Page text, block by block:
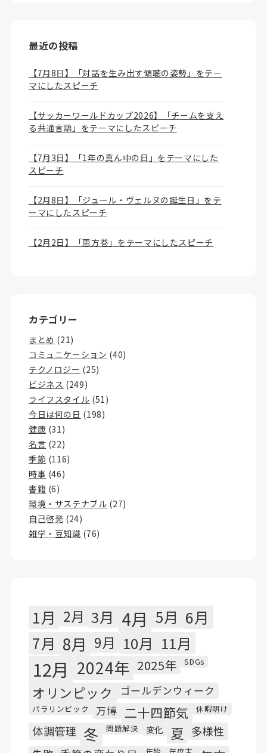
最近の投稿
【7月8日】「対話を生み出す傾聴の姿勢」をテー
マにしたスピーチ
【サッカーワールドカップ2026】「チームを支え
る共通言語」をテーマにしたスピーチ
【7月3日】「1年の真ん中の日」をテーマにした
スピーチ
【2月8日】「ジュール・ヴェルヌの誕生日」をテ
ーマにしたスピーチ
【2月2日】「恵方巻」をテーマにしたスピーチ
カテゴリー
まとめ (21)
コミュニケーション (40)
テクノロジー (25)
ビジネス (249)
ライフスタイル (51)
今日は何の日 (198)
健康 (31)
名言 (22)
季節 (116)
時事 (46)
書籍 (6)
環境・サステナブル (27)
自己啓発 (24)
雑学・豆知識 (76)
1月 2月 3月 4月 5月 6月
7月 8月 9月 10月 11月
12月 2024年 2025年 SDGs
オリンピック ゴールデンウィーク
パラリンピック 万博 二十四節気 休暇明け
体調管理 冬 問題解決 変化 夏 多様性